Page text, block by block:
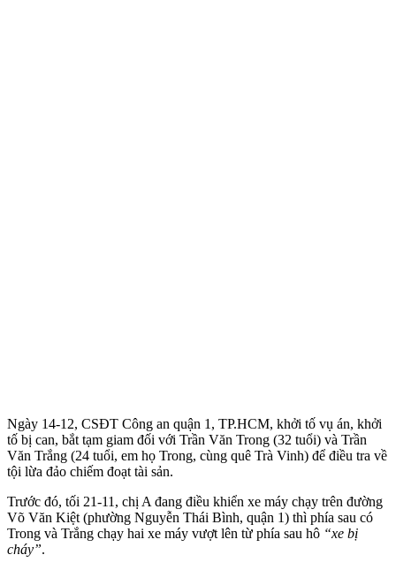
Ngày 14-12, CSĐT Công an quận 1, TP.HCM, khởi tố vụ án, khởi
tố bị can, bắt tạm giam đối với Trần Văn Trong (32 tuổi) và Trần
Văn Trắng (24 tuổi, em họ Trong, cùng quê Trà Vinh) để điều tra về
tội lừa đảo chiếm đoạt tài sản.
Trước đó, tối 21-11, chị A đang điều khiển xe máy chạy trên đường
Võ Văn Kiệt (phường Nguyễn Thái Bình, quận 1) thì phía sau có
Trong và Trắng chạy hai xe máy vượt lên từ phía sau hô “xe bị
cháy”.